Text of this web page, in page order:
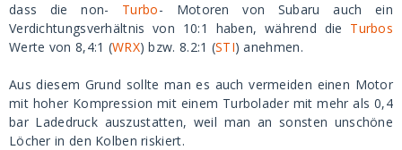
dass die non- Turbo- Motoren von Subaru auch ein
Verdichtungsverhältnis von 10:1 haben, während die Turbos
Werte von 8,4:1 (WRX) bzw. 8.2:1 (STI) anehmen.
Aus diesem Grund sollte man es auch vermeiden einen Motor
mit hoher Kompression mit einem Turbolader mit mehr als 0,4
bar Ladedruck auszustatten, weil man an sonsten unschöne
Löcher in den Kolben riskiert.